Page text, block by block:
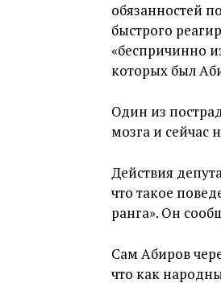
обязанностей
быстрого
«беспричинно
которых был
Один из
мозга и сейчас
Действия
что такое
ранга». Он
Сам Абиров
что как